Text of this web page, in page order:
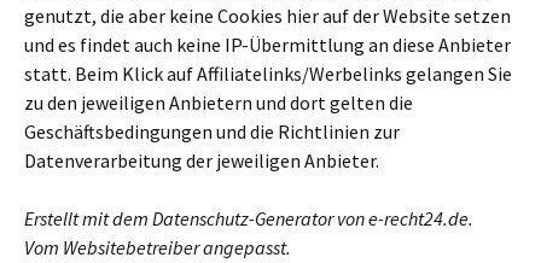
genutzt, die aber keine Cookies hier auf der Website setzen
und es findet auch keine IP-Übermittlung an diese Anbieter
statt. Beim Klick auf Affiliatelinks/Werbelinks gelangen Sie
zu den jeweiligen Anbietern und dort gelten die
Geschäftsbedingungen und die Richtlinien zur
Datenverarbeitung der jeweiligen Anbieter.
Erstellt mit dem Datenschutz-Generator von e-recht24.de.
Vom Websitebetreiber angepasst.